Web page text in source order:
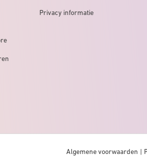
Privacy informatie
Algemene voorwaarden